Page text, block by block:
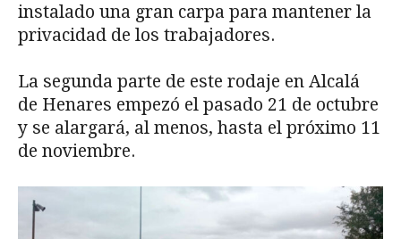
instalado una gran carpa para mantener la
privacidad de los trabajadores.
La segunda parte de este rodaje en Alcalá
de Henares empezó el pasado 21 de octubre
y se alargará, al menos, hasta el próximo 11
de noviembre.